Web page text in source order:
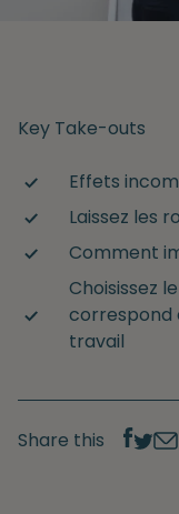
Key Take-outs
Effets
Laissez les
Comment
Choisissez
correspond
travail
Share this